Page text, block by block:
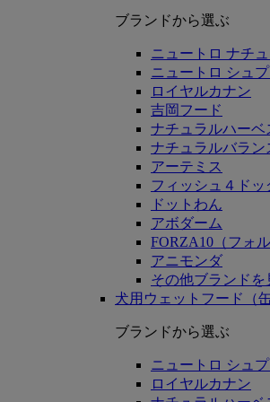
ブランドから選ぶ
ニュートロ ナチ
ニュートロ シュ
ロイヤルカナン
吉岡フード
ナチュラルハーベ
ナチュラルバラン
アーテミス
フィッシュ４ドッ
ドットわん
アボダーム
FORZA10（フォ
アニモンダ
その他ブランドを
犬用ウェットフード（
ブランドから選ぶ
ニュートロ シュ
ロイヤルカナン